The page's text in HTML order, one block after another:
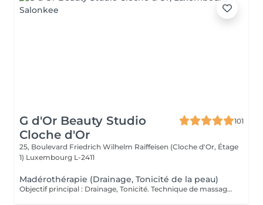
G d'Or Beauty Studio
Cloche d'Or
101
25, Boulevard Friedrich Wilhelm Raiffeisen (Cloche d'Or, Étage
1) Luxembourg L-2411
Madérothérapie (Drainage, Tonicité de la peau)
Objectif principal : Drainage, Tonicité. Technique de massage d'origine colombienne qui utilise des instruments en bois spécialement conçus pour remodeler le corps (anti-cellulite), stimuler la circulation sanguine et lymphatique et favoriser le drainage. Grâce à des mouvements ciblés et rythmés, ce soin agit en profondeur sur les tissus afin de relancer le système lymphatique et aider le corps à éliminer les toxines, tout en procurant une sensation de bien-être. Véritable alliée des silhouettes en quête de tonicité, la madérothérapie contribue à lisser l'aspect de la peau, à raffermir les zones ciblées et à redessiner progressivement les contours du corps. Dès les premières séances, la peau paraît plus ferme, le corps plus léger et visiblement revitalisé. Fréquence recommandée : Pour des résultats visibles et durables, une cure de 6 à 10 séances est conseillée, à raison de 1 à 2 séances par semaine selon les besoins et les objectifs. En entretien, une séance toutes les 2 à 3 semaines.